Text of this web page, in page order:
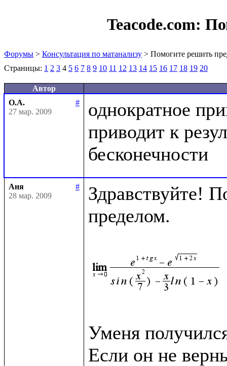
Teacode.com:
Форумы > Консультация по матанализу > Помогите решить
Страницы: 1 2 3 4 5 6 7 8 9 10 11 12 13 14 15 16 17 18 19 20
Автор
О.А.
#
27 мар. 2009
однократное
приводит к
Аня
#
28 мар. 2009
Здравствуйте!
пределом.
Уменя
Если он не